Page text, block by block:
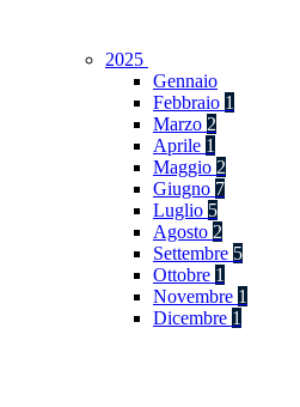
2025
Gennaio
Febbraio 1
Marzo 2
Aprile 1
Maggio 2
Giugno 7
Luglio 5
Agosto 2
Settembre 5
Ottobre 1
Novembre 1
Dicembre 1